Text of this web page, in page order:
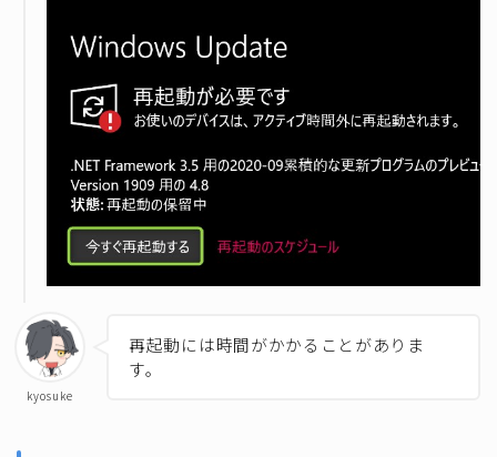
kyosuke
再起動には時間がかかることがありま
す。